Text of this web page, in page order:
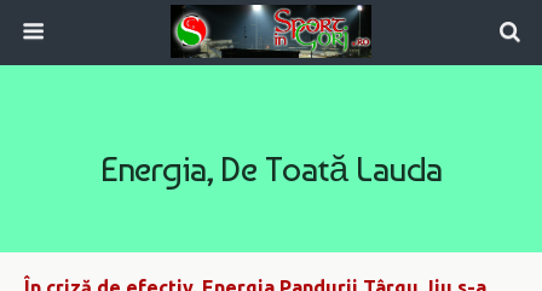
Energia, De Toată Lauda